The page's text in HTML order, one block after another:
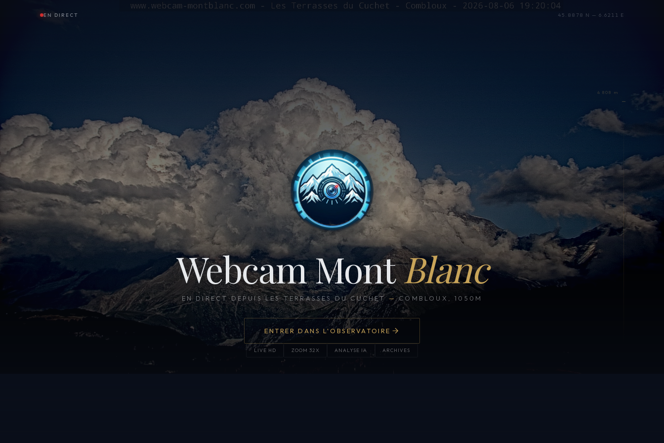
EN DIRECT 45.8878 N — 6.6211 E
Webcam MontBlanc
EN DIRECT DEPUIS LES TERRASSES DU CUCHET —COMBLOUX, 1050M
ENTRER DANS L'OBSERVATOIRE
LIVE HD ZOOM 32X ANALYSE IA ARCHIVES